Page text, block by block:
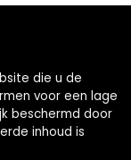
die u de
voor een lage
beschermd door
inhoud is